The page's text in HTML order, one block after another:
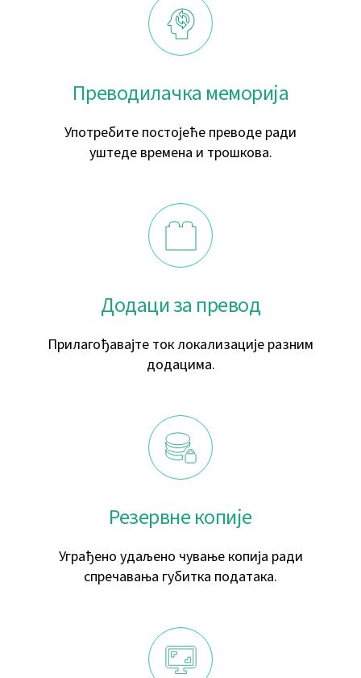
Преводилачка меморија
Употребите постојеће преводе ради
уштеде времена и трошкова.
Додаци за превод
Прилагођавајте ток локализације разним
додацима.
Резервне копије
Уграђено удаљено чување копија ради
спречавања губитка података.